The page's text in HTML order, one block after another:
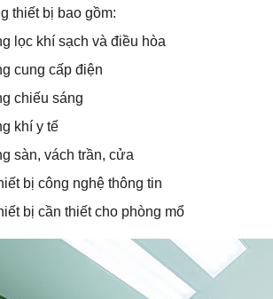
thiết bị bao gồm:
lọc khí sạch và điều hòa
cung cấp điện
chiếu sáng
khí y tế
sàn, vách trần, cửa
bị công nghệ thông tin
bị cần thiết cho phòng mổ